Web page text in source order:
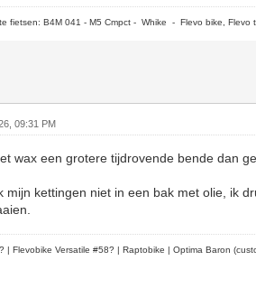
fietsen: B4M 041 - M5 Cmpct - Whike - Flevo bike, Flevo
09:31 PM
wax een grotere tijdrovende bende dan
mijn kettingen niet in een bak met olie, ik
| Flevobike Versatile #58? | Raptobike | Optima Baron